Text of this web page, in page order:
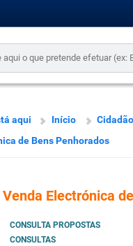
aqui Início
de Bens Penhorados
Venda Electrónica
CONSULTA PROPOSTAS
CONSULTAS